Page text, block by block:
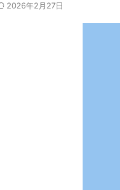
2026年2月27日